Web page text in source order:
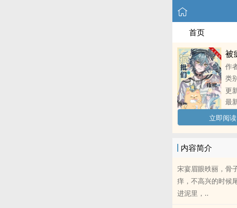
首页
被
作
类
更
最
立即阅读
内容简介
宋宴眉眼昳丽，骨
痒，不高兴的时候
进泥里，..